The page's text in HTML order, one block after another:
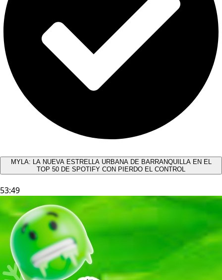
MYLA: LA NUEVA ESTRELLA URBANA DE BARRANQUILLA EN EL
TOP 50 DE SPOTIFY CON PIERDO EL CONTROL
53:49